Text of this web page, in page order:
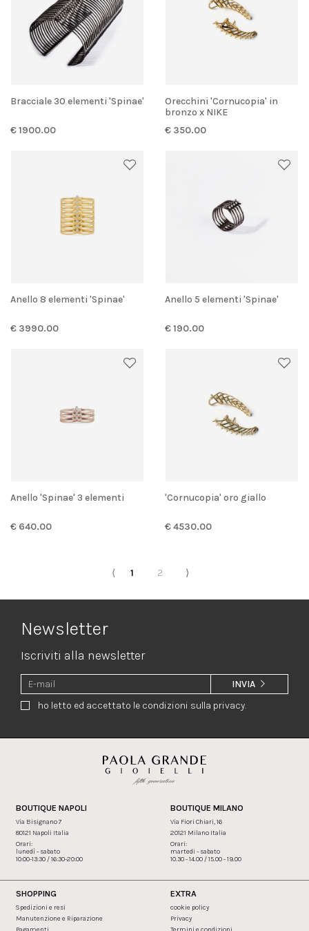
Bracciale 30 elementi 'Spinae'
€ 1900.00
Orecchini 'Cornucopia' in
bronzo x NIKE
€ 350.00
Anello 8 elementi 'Spinae'
€ 3990.00
Anello 5 elementi 'Spinae'
€ 190.00
Anello 'Spinae' 3 elementi
€ 640.00
'Cornucopia' oro giallo
€ 4530.00
⟨ 1 2 ⟩
Newsletter
Iscriviti alla newsletter
ho letto ed accettato le condizioni sulla privacy.
INVIA
BOUTIQUE NAPOLI
Via Bisignano 7
80121 Napoli Italia
Orari:
lunedì - sabato
10:00-13:30 / 16:30-20:00
BOUTIQUE MILANO
Via Fiori Chiari, 16
20121 Milano Italia
Orari:
martedi - sabato
10.30 - 14.00 / 15.00 - 19.00
SHOPPING
Spedizioni e resi
Manutenzione e Riparazione
Pagamenti
EXTRA
cookie policy
Privacy
Termini e condizioni